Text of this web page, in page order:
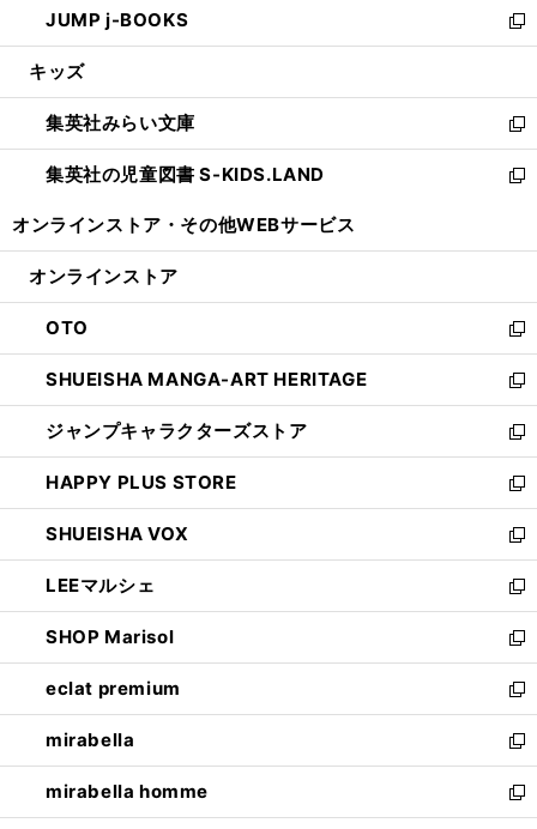
で
開
ド
ウ
開
く
ィ
ン
ウ
で
開
く
い
ウ
ン
ド
ウ
で
JUMP j-BOOKS
新
し
ウ
ィ
ン
ド
開
キッズ
集英社みらい文庫
新
し
い
ン
ウ
で
開
く
集英社の児童図書 S-KIDS.LAND
新
ウ
ン
ド
ウ
で
開
く
オンラインストア・ その他WEBサービス
オンラインストア
OTO
新
し
い
ウ
ィ
ン
ド
ウ
で
開
く
SHUEISHA MANGA-ART HERITAGE
新
し
い
ウ
ィ
ン
ド
ウ
で
開
く
ジャンプキャラクターズストア
新
し
い
ウ
ィ
ン
ド
ウ
で
開
く
HAPPY PLUS STORE
新
し
い
ウ
ィ
ン
ド
ウ
で
開
く
SHUEISHA VOX
新
し
い
ウ
ィ
ン
ド
ウ
で
開
く
LEEマルシェ
新
し
い
ウ
ィ
ン
ド
ウ
で
開
SHOP Marisol
新
し
い
ウ
ィ
ン
ド
ウ
eclat premium
新
し
い
ウ
ィ
ン
mirabella
新
し
い
ウ
mirabella homme
新
し